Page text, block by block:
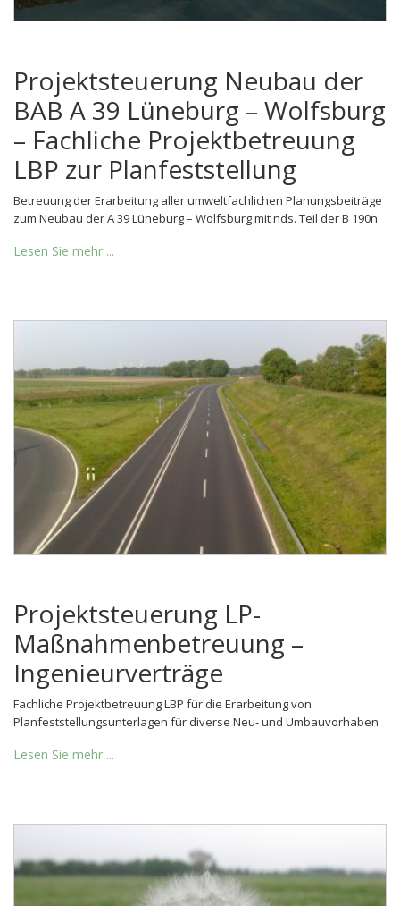
Projektsteuerung Neubau der
BAB A 39 Lüneburg – Wolfsburg
– Fachliche Projektbetreuung
LBP zur Planfeststellung
Betreuung der Erarbeitung aller umweltfachlichen Planungsbeiträge
zum Neubau der A 39 Lüneburg – Wolfsburg mit nds. Teil der B 190n
Lesen Sie mehr ...
Projektsteuerung LP-
Maßnahmenbetreuung –
Ingenieurverträge
Fachliche Projektbetreuung LBP für die Erarbeitung von
Planfeststellungsunterlagen für diverse Neu- und Umbauvorhaben
Lesen Sie mehr ...